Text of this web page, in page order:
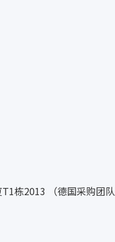
栋2013
（德国采购团队